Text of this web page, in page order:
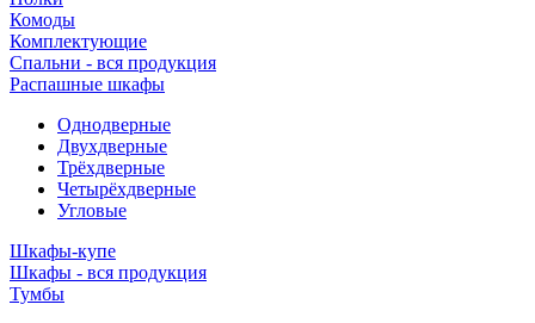
Комоды
Комплектующие
Спальни - вся продукция
Распашные шкафы
Однодверные
Двухдверные
Трёхдверные
Четырёхдверные
Угловые
Шкафы-купе
Шкафы - вся продукция
Тумбы